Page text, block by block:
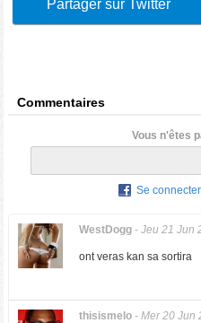
Partager sur Twitter
Commentaires
Vous n'êtes
Se
WestDogg- Jeu 21 Jun
ont veras kan sa sortira
thisismelo- Mer 20 Jun